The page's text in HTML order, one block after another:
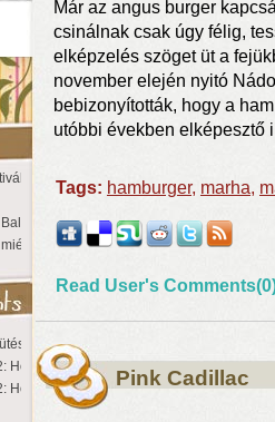
egy városnyi élmény
partján a nyár még tart!
a Sziget!
nélkül
Hollandia
Hollandia
Már az angus burger
csinálnak csak úgy félig,
elképzelés szöget üt a
november elején nyitó
bebizonyították, hogy a
utóbbi években elképesztő
Tags: hamburger, marha,
Read User's
Pink Cadillac